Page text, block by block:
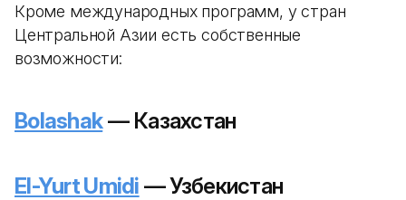
Кроме международных программ, у стран
Центральной Азии есть собственные
возможности:
Bolashak— Казахстан
El-Yurt Umidi — Узбекистан